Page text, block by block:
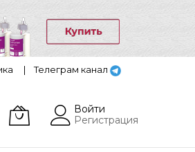
|Телеграм канал
Войти
Регистрация